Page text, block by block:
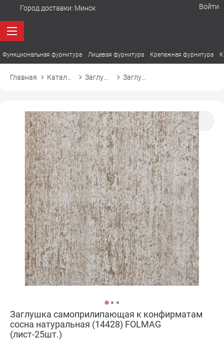
Город доставки: Минск Войти
Функциональная фурнитура Лицевая фурнитура Крепежная фурнитура
Главная
Заглушка самоприлипающая к конфирматам
сосна натуральная (14428) FOLMAG
(лист-25шт.)